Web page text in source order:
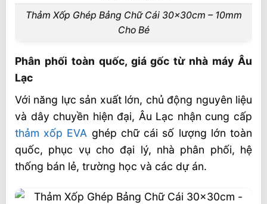
Thảm Xốp Ghép Bảng Chữ Cái 30x30cm – 10mm
Cho Bé
Phân phối toàn quốc, giá gốc từ nhà máy Âu
Lạc
Với năng lực sản xuất lớn, chủ động nguyên liệu
và dây chuyền hiện đại, Âu Lạc nhận cung cấp
thảm xốp EVA ghép chữ cái số lượng lớn toàn
quốc, phục vụ cho đại lý, nhà phân phối, hệ
thống bán lẻ, trường học và các dự án.